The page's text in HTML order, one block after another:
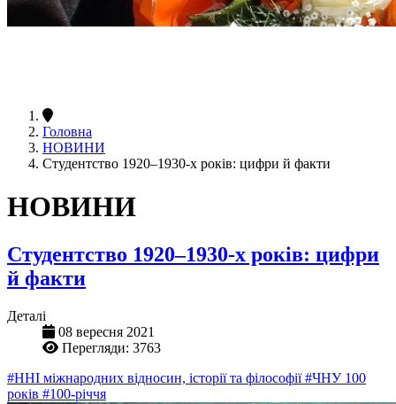
Головна
НОВИНИ
Студентство 1920–1930-х років: цифри й факти
НОВИНИ
Студентство 1920–1930-х років: цифри
й факти
Деталі
08 вересня 2021
Перегляди: 3763
#ННІ міжнародних відносин, історії та філософії#ЧНУ 100
років #100-річчя